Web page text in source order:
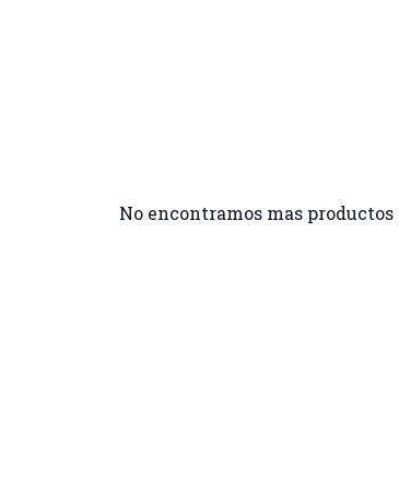
No encontramos mas productos